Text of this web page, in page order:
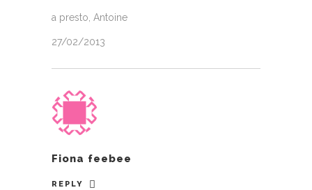
a presto, Antoine
27/02/2013
Fiona feebee
REPLY